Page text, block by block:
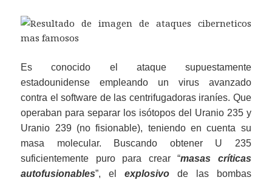
Es conocido el ataque supuestamente
estadounidense empleando un virus avanzado
contra el software de las centrifugadoras iraníes. Que
operaban para separar los isótopos del Uranio 235 y
Uranio 239 (no fisionable), teniendo en cuenta su
masa molecular. Buscando obtener U 235
suficientemente puro para crear “masas críticas
autofusionables”, elexplosivo de las bombas